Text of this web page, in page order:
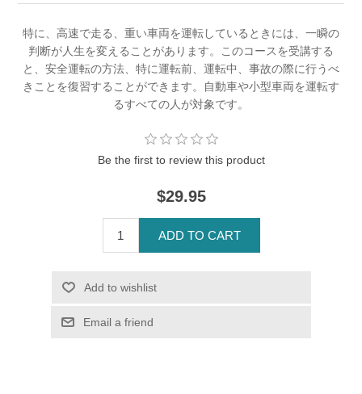
特に、高速で走る、重い車両を運転しているときには、一瞬の
判断が人生を変えることがあります。このコースを受講する
と、安全運転の方法、特に運転前、運転中、事故の際に行うべ
きことを復習することができます。自動車や小型車両を運転す
るすべての人が対象です。
Be the first to review this product
$29.95